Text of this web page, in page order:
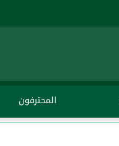
المحترفون